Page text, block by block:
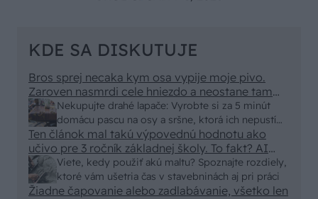
KDE SA DISKUTUJE
Nekupujte drahé lapače: Vyrobte si za 5 minút
domácu pascu na osy a sršne, ktorá ich nepustí
von
Bros sprej necaka kym osa vypije moje pivo.
Zaroven nasmrdi cele hniezdo a neostane tam
nic zive. Vasa pasca naucinke moc efektivne.
Skor pritiahne slimaky
Viete, kedy použiť akú maltu? Spoznajte rozdiely,
ktoré vám ušetria čas v stavebninách aj pri práci
Ten článok mal takú výpovednú hodnotu ako
učivo pre 3 ročník základnej školy. To fakt? AI
alebo nejaka kniha z VŠ? Dnešné rychlotvrdnuce
malty - pevnosť 40 Mpa a doba schnutia tak 15
minut , k tomu vodotesné s kryštálikou. A rozdiel
Žiadne čapovanie alebo zadlabávanie, všetko len